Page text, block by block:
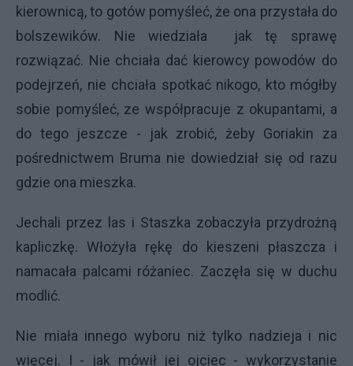
kierownicą, to gotów pomyśleć, że ona przystała do
bolszewików. Nie wiedziała jak tę sprawę
rozwiązać. Nie chciała dać kierowcy powodów do
podejrzeń, nie chciała spotkać nikogo, kto mógłby
sobie pomyśleć, ze współpracuje z okupantami, a
do tego jeszcze - jak zrobić, żeby Goriakin za
pośrednictwem Bruma nie dowiedział się od razu
gdzie ona mieszka.
Jechali przez las i Staszka zobaczyła przydrożną
kapliczkę. Włożyła rękę do kieszeni płaszcza i
namacała palcami różaniec. Zaczęła się w duchu
modlić.
Nie miała innego wyboru niż tylko nadzieja i nic
więcej. I - jak mówił jej ojciec - wykorzystanie